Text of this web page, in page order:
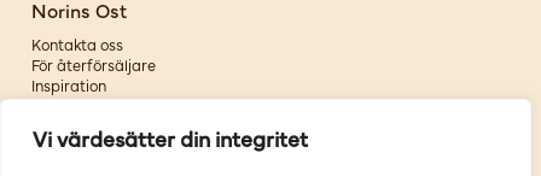
Vi värdesätter din integritet
Norins Ost
Kontakta oss
För återförsäljare
Inspiration
Om oss